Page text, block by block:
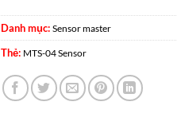
Danh mục:Sensor master
Thẻ: MTS-04 Sensor